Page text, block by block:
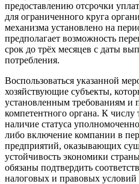
предоставлению отсрочки
для ограниченного круга
механизма установлено на
предполагает возможность
срок до трёх месяцев с даты
потребления.
Воспользоваться указанной
хозяйствующие субъекты,
установленным требованиям и
компетентного органа. К числу
наличие статуса
либо включение компании в
предприятий, оказывающих
устойчивость экономики
обязаны подтвердить
налоговых и правовых условий